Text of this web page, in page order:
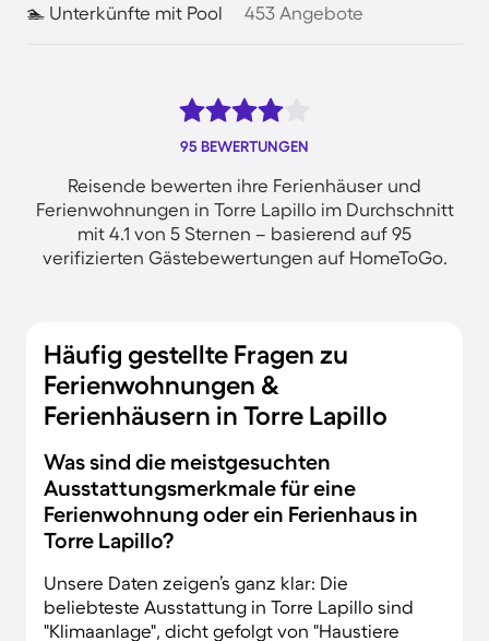
🏊 Unterkünfte mit Pool 453 Angebote
95 BEWERTUNGEN
Reisende bewerten ihre Ferienhäuser und
Ferienwohnungen in Torre Lapillo im Durchschnitt
mit 4.1 von 5 Sternen – basierend auf 95
verifizierten Gästebewertungen auf HomeToGo.
Häufig gestellte Fragen zu
Ferienwohnungen &
Ferienhäusern in Torre Lapillo
Was sind die meistgesuchten
Ausstattungsmerkmale für eine
Ferienwohnung oder ein Ferienhaus in
Torre Lapillo?
Unsere Daten zeigen’s ganz klar: Die
beliebteste Ausstattung in Torre Lapillo sind
"Klimaanlage", dicht gefolgt von "Haustiere